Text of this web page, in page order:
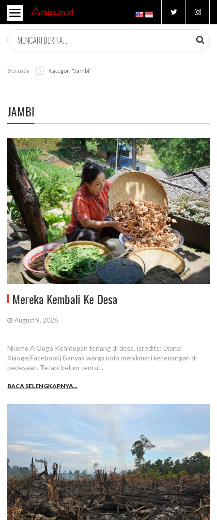
Beranda Kategori "jambi"
JAMBI
Mereka Kembali Ke Desa
August 9, 2026
Nkomo A Gogo Kehidupan tenang di desa. (credits: Dianxi
Xiaoge/Facebook) Banyak warga kota menikmati ketenangan di
pedesaan. Tetapi belum tentu…
BACA SELENGKAPNYA...